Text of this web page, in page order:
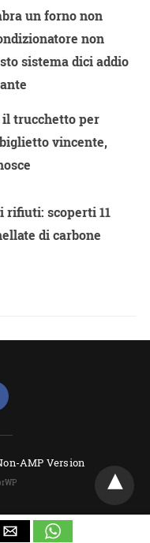
un forno non
non
sistema dici addio
il trucchetto per
vincente,
rifiuti: scoperti 11
di carbone
AMP Version